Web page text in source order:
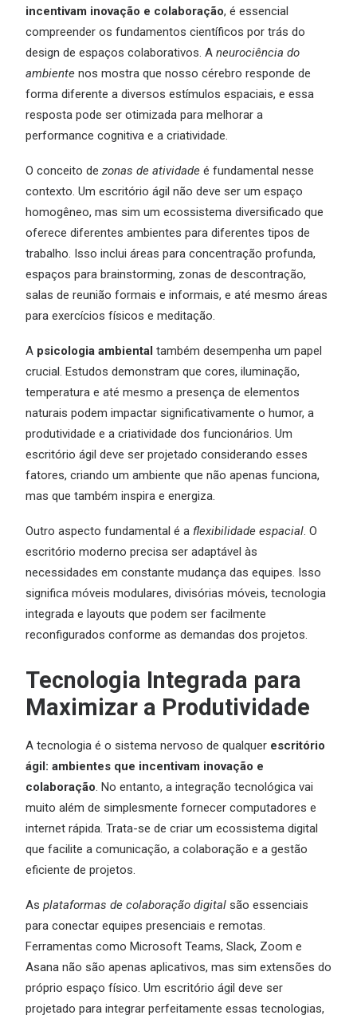
incentivam inovação e colaboração, é essencial
compreender os fundamentos científicos por trás do
design de espaços colaborativos. A neurociência do
ambiente nos mostra que nosso cérebro responde de
forma diferente a diversos estímulos espaciais, e essa
resposta pode ser otimizada para melhorar a
performance cognitiva e a criatividade.
O conceito de zonas de atividade é fundamental nesse
contexto. Um escritório ágil não deve ser um espaço
homogêneo, mas sim um ecossistema diversificado que
oferece diferentes ambientes para diferentes tipos de
trabalho. Isso inclui áreas para concentração profunda,
espaços para brainstorming, zonas de descontração,
salas de reunião formais e informais, e até mesmo áreas
para exercícios físicos e meditação.
A psicologia ambiental também desempenha um papel
crucial. Estudos demonstram que cores, iluminação,
temperatura e até mesmo a presença de elementos
naturais podem impactar significativamente o humor, a
produtividade e a criatividade dos funcionários. Um
escritório ágil deve ser projetado considerando esses
fatores, criando um ambiente que não apenas funciona,
mas que também inspira e energiza.
Outro aspecto fundamental é a flexibilidade espacial. O
escritório moderno precisa ser adaptável às
necessidades em constante mudança das equipes. Isso
significa móveis modulares, divisórias móveis, tecnologia
integrada e layouts que podem ser facilmente
reconfigurados conforme as demandas dos projetos.
Tecnologia Integrada para
Maximizar a Produtividade
A tecnologia é o sistema nervoso de qualquer escritório
ágil: ambientes que incentivam inovação e
colaboração. No entanto, a integração tecnológica vai
muito além de simplesmente fornecer computadores e
internet rápida. Trata-se de criar um ecossistema digital
que facilite a comunicação, a colaboração e a gestão
eficiente de projetos.
As plataformas de colaboração digital são essenciais
para conectar equipes presenciais e remotas.
Ferramentas como Microsoft Teams, Slack, Zoom e
Asana não são apenas aplicativos, mas sim extensões do
próprio espaço físico. Um escritório ágil deve ser
projetado para integrar perfeitamente essas tecnologias,